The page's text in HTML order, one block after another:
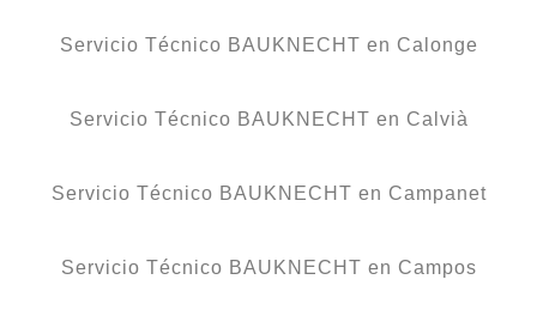
Servicio Técnico BAUKNECHT en Calonge
Servicio Técnico BAUKNECHT en Calvià
Servicio Técnico BAUKNECHT en Campanet
Servicio Técnico BAUKNECHT en Campos